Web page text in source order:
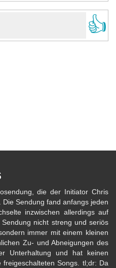
👍
die der Initiator Chris
Sendung fand anfangs jeden
inzwischen allerdings auf
nicht streng und seriös
immer mit einem kleinen
Zu- und Abneigungen des
Unterhaltung und hat keinen
Songs. tl;dr: Da